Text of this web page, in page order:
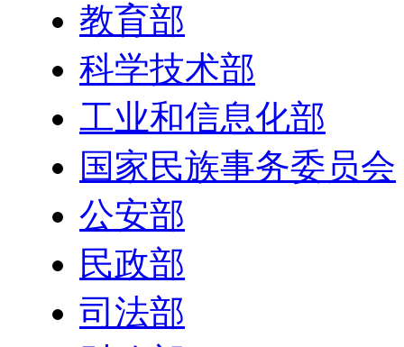
教育部
科学技术部
工业和信息化部
国家民族事务委员会
公安部
民政部
司法部